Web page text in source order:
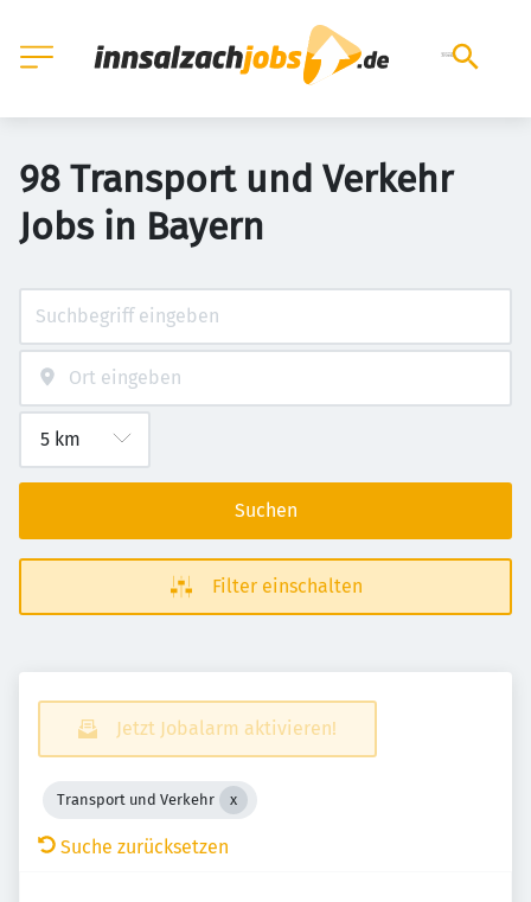
98 Transport und Verkehr
Jobs in Bayern
Suchen
Filter einschalten
Jetzt Jobalarm aktivieren!
Transport und Verkehr
Suche zurücksetzen